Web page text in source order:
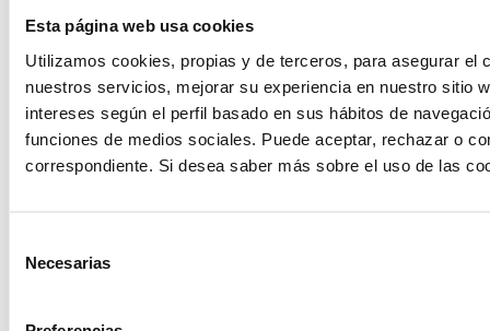
Esta página web usa cookies
Utilizamos cookies, propias y de terceros, para asegurar el
nuestros servicios, mejorar su experiencia en nuestro sitio
intereses según el perfil basado en sus hábitos de
funciones de medios sociales. Puede aceptar, rechazar o
correspondiente. Si desea saber más sobre el uso de las
Necesarias
ayudarte?
Contacto
en su país